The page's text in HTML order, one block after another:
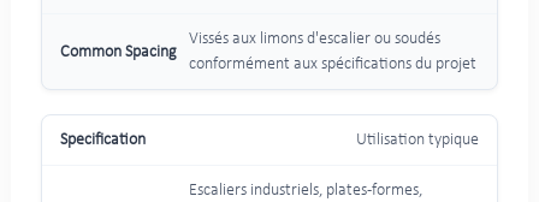
Vissés aux limons d'escalier ou soudés
conformément aux spécifications du projet
Utilisation typique
Escaliers industriels, plates-formes,